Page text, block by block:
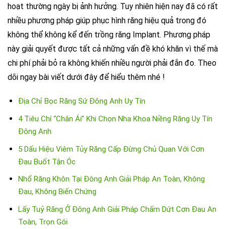
hoạt thường ngày bị ảnh hưởng. Tuy nhiên hiện nay đã có rất
nhiều phương pháp giúp phục hình răng hiệu quả trong đó
không thể không kể đến trồng răng Implant. Phương pháp
này giải quyết được tất cả những vấn đề khó khăn vì thế mà
chi phí phải bỏ ra không khiến nhiều người phải đắn đo. Theo
dõi ngay bài viết dưới đây để hiểu thêm nhé !
Địa Chỉ Bọc Răng Sứ Đông Anh Uy Tín
4 Tiêu Chí “Chân Ái” Khi Chọn Nha Khoa Niềng Răng Uy Tín
Đông Anh
5 Dấu Hiệu Viêm Tủy Răng Cấp Đừng Chủ Quan Với Cơn
Đau Buốt Tận Óc
Nhổ Răng Khôn Tại Đông Anh Giải Pháp An Toàn, Không
Đau, Không Biến Chứng
Lấy Tuỷ Răng Ở Đông Anh Giải Pháp Chấm Dứt Cơn Đau An
Toàn, Trọn Gói